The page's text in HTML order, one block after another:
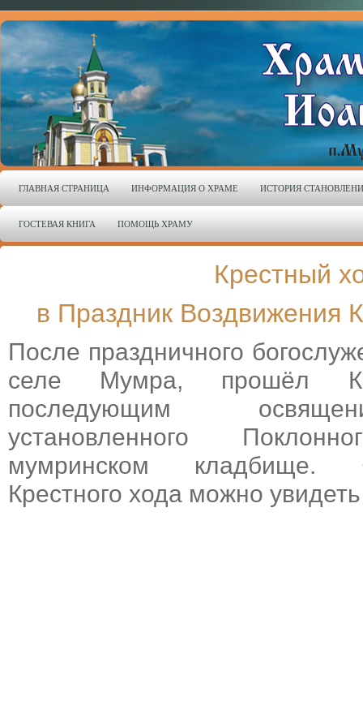
ГЛАВНАЯ СТРАНИЦА ИНФОРМАЦИЯ О ХРАМЕ ИСТОРИЯ
ГОСТЕВАЯ КНИГА ПОМОЩЬ ХРАМУ
Крестный
в Праздник Воздвижения
После праздничного
селе Мумра, прошёл
последующим
установленного
мумринском кладбище.
Крестного хода можно